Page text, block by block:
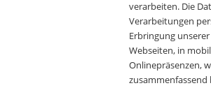
verarbeiten. Die
Verarbeitungen
Erbringung
Webseiten, in
Onlinepräsenzen,
zusammenfassend